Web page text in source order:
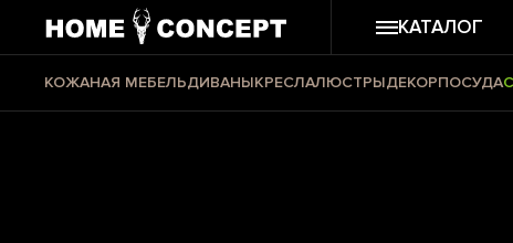
КАТАЛОГ
КОЖАНАЯ МЕБЕЛЬДИВАНЫКРЕСЛАЛЮСТРЫДЕКОРПОСУДА